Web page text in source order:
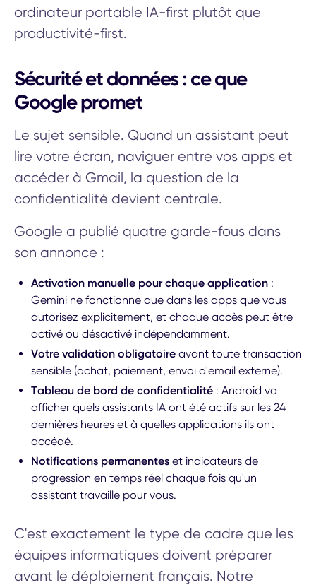
ordinateur portable IA-first plutôt que
productivité-first.
Sécurité et données : ce que
Google promet
Le sujet sensible. Quand un assistant peut
lire votre écran, naviguer entre vos apps et
accéder à Gmail, la question de la
confidentialité devient centrale.
Google a publié quatre garde-fous dans
son annonce :
Activation manuelle pour chaque application :
Gemini ne fonctionne que dans les apps que vous
autorisez explicitement, et chaque accès peut être
activé ou désactivé indépendamment.
Votre validation obligatoire avant toute transaction
sensible (achat, paiement, envoi d'email externe).
Tableau de bord de confidentialité : Android va
afficher quels assistants IA ont été actifs sur les 24
dernières heures et à quelles applications ils ont
accédé.
Notifications permanentes et indicateurs de
progression en temps réel chaque fois qu'un
assistant travaille pour vous.
C'est exactement le type de cadre que les
équipes informatiques doivent préparer
avant le déploiement français. Notre